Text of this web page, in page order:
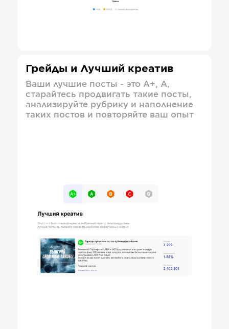
Грейды и Лучший креатив
Ваши лучшие посты - это А+, А,
старайтесь продвигать такие посты,
анализируйте рубрику и наполнение
таких постов и повторяйте ваш опыт